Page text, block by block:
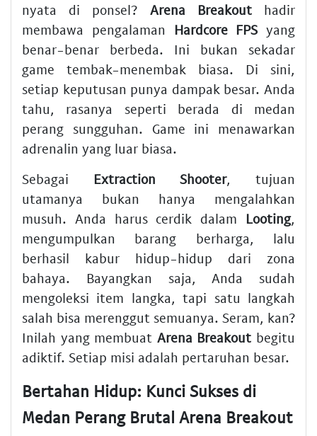
nyata di ponsel? Arena Breakouthadir
membawa pengalaman
Hardcore FPS yang
benar-benar berbeda. Ini bukan sekadar
game tembak-menembak biasa. Di sini,
setiap keputusan punya dampak besar. Anda
tahu, rasanya seperti berada di medan
perang sungguhan. Game ini menawarkan
adrenalin yang luar biasa.
Sebagai
Extraction Shooter, tujuan
utamanya bukan hanya mengalahkan
musuh. Anda harus cerdik dalam Looting,
mengumpulkan barang berharga, lalu
berhasil kabur hidup-hidup dari zona
bahaya. Bayangkan saja, Anda sudah
mengoleksi item langka, tapi satu langkah
salah bisa merenggut semuanya. Seram, kan?
Inilah yang membuat Arena Breakout begitu
adiktif. Setiap misi adalah pertaruhan besar.
Bertahan Hidup: Kunci Sukses di
Medan Perang Brutal Arena Breakout